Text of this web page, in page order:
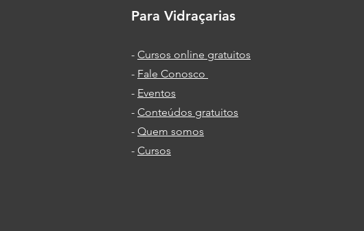
Para Vidraçarias
- Cursos online gratuitos
- Fale Conosco
- Eventos
- Conteúdos gratuitos
- Quem somos
- Cursos